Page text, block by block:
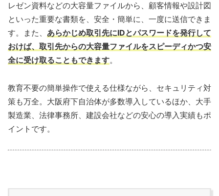
レゼン資料などの大容量ファイルから、顧客情報や設計図
といった重要な書類を、安全・簡単に、一度に送信できま
す。また、 あらかじめ取引先にIDとパスワードを発行して
おけば、取引先からの大容量ファイルをスピーディかつ安
全に受け取ることもできます。
教育不要の簡単操作で使える仕様ながら、セキュリティ対
策も万全。大阪府下自治体が多数導入しているほか、大手
製造業、法律事務所、建設会社などの安心の導入実績もポ
イントです。